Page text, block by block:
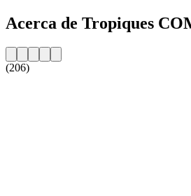
Acerca de Tropiques
(206)